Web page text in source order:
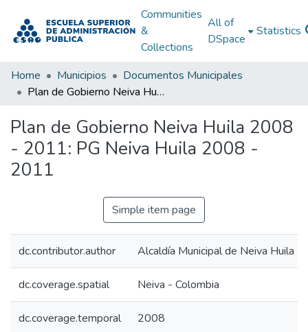
Communities
&
Collections
All of
DSpace
Statistics
Home Municipios
Documentos Municipales
Plan de Gobierno Neiva Huila 2008 - 2011: PG Neiva Huila 2008 - 2011
Plan de Gobierno Neiva Huila 2008
- 2011: PG Neiva Huila 2008 -
2011
Simple item page
dc.contributor.author Alcaldía Municipal de Neiva Huila
dc.coverage.spatial Neiva - Colombia
dc.coverage.temporal 2008